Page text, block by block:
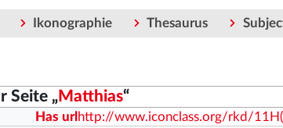
Ikonographie Thesaurus
Seite „Matthias“
Has url http://www.iconclass.org/rkd/